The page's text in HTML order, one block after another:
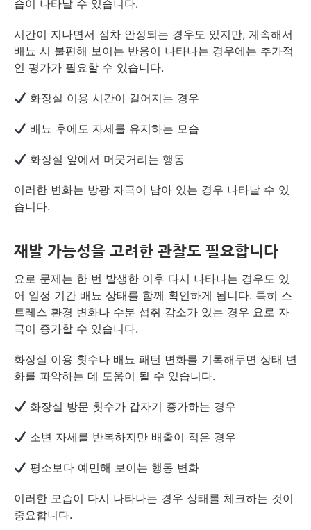
습이 나타날 수 있습니다.
시간이 지나면서 점차 안정되는 경우도 있지만, 계속해서
배뇨 시 불편해 보이는 반응이 나타나는 경우에는 추가적
인 평가가 필요할 수 있습니다.
화장실 이용 시간이 길어지는 경우
배뇨 후에도 자세를 유지하는 모습
화장실 앞에서 머뭇거리는 행동
이러한 변화는 방광 자극이 남아 있는 경우 나타날 수 있
습니다.
재발 가능성을 고려한 관찰도 필요합니다
요로 문제는 한 번 발생한 이후 다시 나타나는 경우도 있
어 일정 기간 배뇨 상태를 함께 확인하게 됩니다. 특히 스
트레스 환경 변화나 수분 섭취 감소가 있는 경우 요로 자
극이 증가할 수 있습니다.
화장실 이용 횟수나 배뇨 패턴 변화를 기록해두면 상태 변
화를 파악하는 데 도움이 될 수 있습니다.
화장실 방문 횟수가 갑자기 증가하는 경우
소변 자세를 반복하지만 배출이 적은 경우
평소보다 예민해 보이는 행동 변화
이러한 모습이 다시 나타나는 경우 상태를 체크하는 것이
중요합니다.